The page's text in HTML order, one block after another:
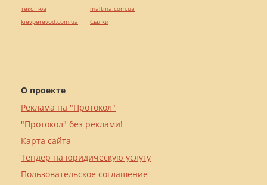
О проекте
Реклама на "Протокол"
"Протокол" без реклами!
Карта сайта
Тендер на юридическую услугу
Пользовательское соглашение
текст юа
kievperevod.com.ua
maltina.com.ua
Cылки